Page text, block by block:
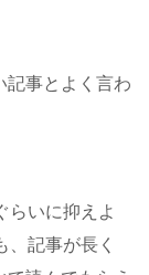
記事とよく言わ
らいに抑えよ
、記事が長く